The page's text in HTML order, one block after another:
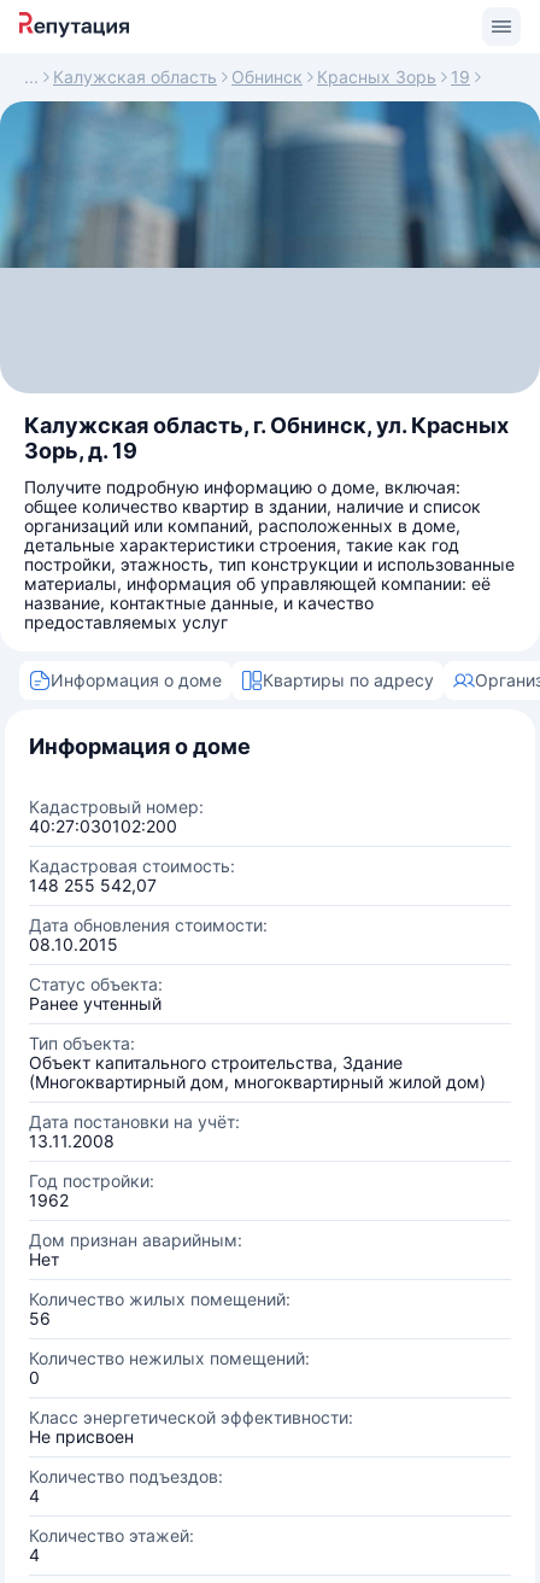
Калужская область Обнинск Красных Зорь 19
Калужская область, г. Обнинск, ул. Красных
Зорь, д. 19
Получите подробную информацию о доме, включая:
общее количество квартир в здании, наличие и список
организаций или компаний, расположенных в доме,
детальные характеристики строения, такие как год
постройки, этажность, тип конструкции и использованные
материалы, информация об управляющей компании: её
название, контактные данные, и качество
предоставляемых услуг
Информация о доме Квартиры по адресу
Информация о доме
Кадастровый номер:
40:27:030102:200
Кадастровая стоимость:
148 255 542,07
Дата обновления стоимости:
08.10.2015
Статус объекта:
Ранее учтенный
Тип объекта:
Объект капитального строительства, Здание
(Многоквартирный дом, многоквартирный жилой дом)
Дата постановки на учёт:
13.11.2008
Год постройки:
1962
Дом признан аварийным:
Нет
Количество жилых помещений:
56
Количество нежилых помещений:
0
Класс энергетической эффективности:
Не присвоен
Количество подъездов:
4
Количество этажей:
4